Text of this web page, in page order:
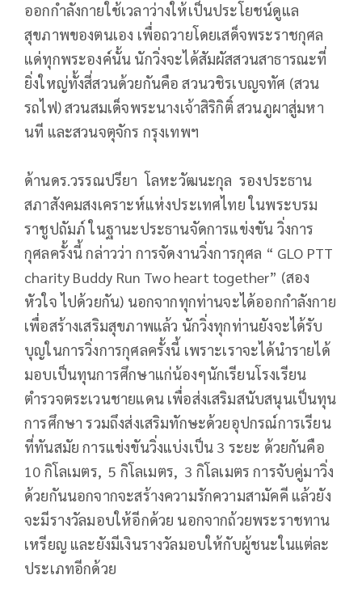
ออกกำลังกายใช้เวลาว่างให้เป็นประโยชน์ดูแล
สุขภาพของตนเอง เพื่อถวายโดยเสด็จพระราชกุศล
แด่ทุกพระองค์นั้น นักวิ่งจะได้สัมผัสสวนสาธารณะที่
ยิ่งใหญ่ทั้งสี่สวนด้วยกันคือ สวนวชิรเบญจทัศ (สวน
รถไฟ) สวนสมเด็จพระนางเจ้าสิริกิติ์ สวนภูผาสู่มหา
นที และสวนจตุจักร กรุงเทพฯ
ด้านดร.วรรณปรียา โลหะวัฒนะกุล รองประธาน
สภาสังคมสงเคราะห์แห่งประเทศไทย ในพระบรม
ราชูปถัมภ์ ในฐานะประธานจัดการแข่งขัน วิ่งการ
กุศลครั้งนี้ กล่าวว่า การจัดงานวิ่งการกุศล “ GLO PTT
charity Buddy Run Two heart together” (สอง
หัวใจ ไปด้วยกัน) นอกจากทุกท่านจะได้ออกกำลังกาย
เพื่อสร้างเสริมสุขภาพแล้ว นักวิ่งทุกท่านยังจะได้รับ
บุญในการวิ่งการกุศลครั้งนี้ เพราะเราจะได้นำรายได้
มอบเป็นทุนการศึกษาแก่น้องๆนักเรียนโรงเรียน
ตำรวจตระเวนชายแดน เพื่อส่งเสริมสนับสนุนเป็นทุน
การศึกษา รวมถึงส่งเสริมทักษะด้วยอุปกรณ์การเรียน
ที่ทันสมัย การแข่งขันวิ่งแบ่งเป็น 3 ระยะ ด้วยกันคือ
10 กิโลเมตร, 5 กิโลเมตร, 3 กิโลเมตร การจับคู่มาวิ่ง
ด้วยกันนอกจากจะสร้างความรักความสามัคคี แล้วยัง
จะมีรางวัลมอบให้อีกด้วย นอกจากถ้วยพระราชทาน
เหรียญ และยังมีเงินรางวัลมอบให้กับผู้ชนะในแต่ละ
ประเภทอีกด้วย